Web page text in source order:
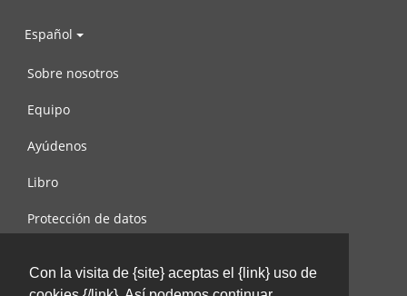
Con la visita de {site} aceptas el {link} uso de
Español
Sobre nosotros
Equipo
Ayúdenos
Libro
Protección de datos
Contáctenos